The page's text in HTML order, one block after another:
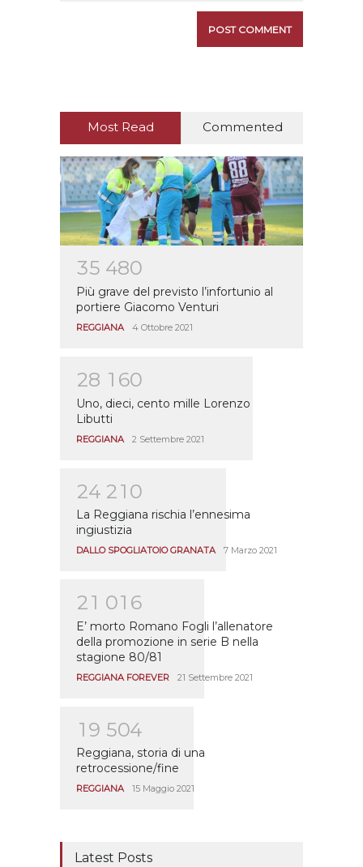
Most Read Commented
35 480
Più grave del previsto l’infortunio al
portiere Giacomo Venturi
REGGIANA 4 Ottobre 2021
28 1 60
Uno, dieci, cento mille Lorenzo
Libutti
REGGIANA 2 Settembre 2021
24 21 0
La Reggiana rischia l’ennesima
ingiustizia
DALLO SPOGLIATOIO GRANATA 7 Marzo 2021
21 01 6
E’ morto Romano Fogli l’allenatore
della promozione in serie B nella
stagione 80/81
REGGIANA FOREVER 21 Settembre 2021
1 9 504
Reggiana, storia di una
retrocessione/fine
REGGIANA 15 Maggio 2021
Latest Posts